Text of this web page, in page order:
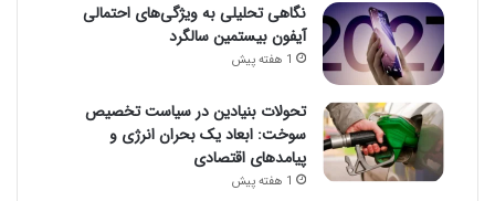
نگاهی تحلیلی به ویژگی‌های احتمالی
آیفون بیستمین سالگرد
1 هفته پیش
تحولات بنیادین در سیاست تخصیص
سوخت: ابعاد یک بحران انرژی و
پیامدهای اقتصادی
1 هفته پیش